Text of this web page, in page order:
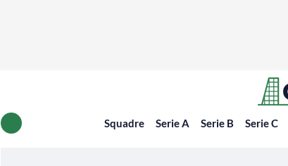
Squadre Serie A Serie B Serie C